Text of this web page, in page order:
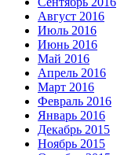
Август 2016
Июль 2016
Июнь 2016
Май 2016
Апрель 2016
Март 2016
Февраль 2016
Январь 2016
Декабрь 2015
Ноябрь 2015